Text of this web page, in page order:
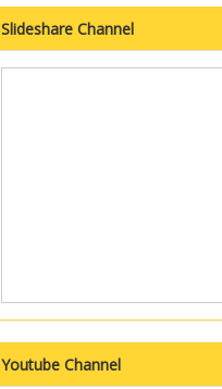
Slideshare Channel
Youtube Channel